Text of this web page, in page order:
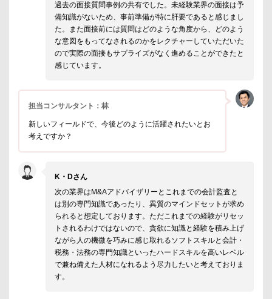
過去の面接質問事例の共有でした。未経験業界の面接は予
備知識がないため、事前準備が特に肝要であると感じまし
た。また面接前には質問はどのような角度から、どのよう
な意図をもってなされるのかをレクチャーしていただいた
ので実際の面接もサプライズがなく進めることができたと
感じています。
担当コンサルタント：林
新しいフィールドで、今後どのように活躍されたいとお
考えですか？
K・Dさん
次の業界はM&Aアドバイザリーとこれまでの会計監査と
は別の専門知識であったり、異質のマインドセットが求め
られると想定しております。ただこれまでの経験がリセッ
トされるわけではないので、貪欲に知識と経験を積み上げ
ながら人の機微を巧みに感じ取れるソフトスキルと会計・
税務・法務の専門知識といったハードスキルを高いレベル
で兼ね備えた人材になれるよう尽力したいと考えておりま
す。